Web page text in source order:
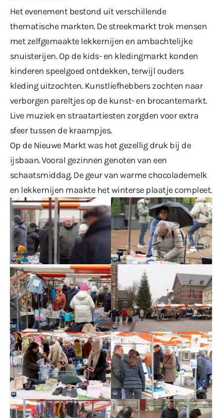
Het evenement bestond uit verschillende
thematische markten. De streekmarkt trok mensen
met zelfgemaakte lekkernijen en ambachtelijke
snuisterijen. Op de kids- en kledingmarkt konden
kinderen speelgoed ontdekken, terwijl ouders
kleding uitzochten. Kunstliefhebbers zochten naar
verborgen pareltjes op de kunst- en brocantemarkt.
Live muziek en straatartiesten zorgden voor extra
sfeer tussen de kraampjes.
Op de Nieuwe Markt was het gezellig druk bij de
ijsbaan. Vooral gezinnen genoten van een
schaatsmiddag. De geur van warme chocolademelk
en lekkernijen maakte het winterse plaatje compleet.